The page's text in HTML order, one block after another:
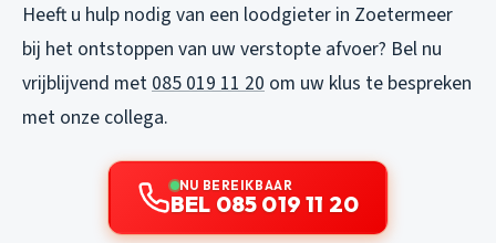
Heeft u hulp nodig van een loodgieter in Zoetermeer
bij het ontstoppen van uw verstopte afvoer? Bel nu
vrijblijvend met085 019 11 20 om uw klus te bespreken
met onze collega.
NU BEREIKBAAR
BEL 085 019 11 20